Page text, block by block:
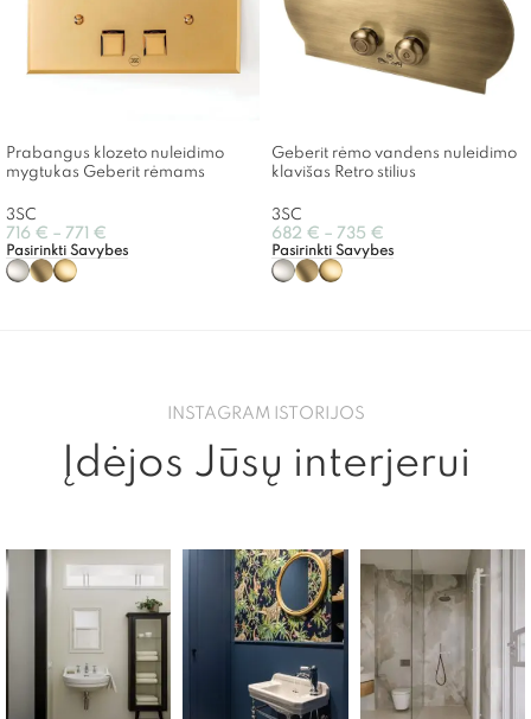
Prabangus klozeto nuleidimo
mygtukas Geberit rėmams
3SC
716 € – 771 €
Pasirinkti Savybes
Geberit rėmo vandens nuleidimo
klavišas Retro stilius
3SC
682 € – 735 €
Pasirinkti Savybes
INSTAGRAM ISTORIJOS
Įdėjos Jūsų interjerui